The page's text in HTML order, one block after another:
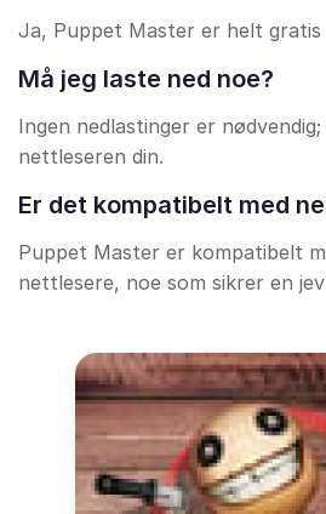
Ja, Puppet Master er helt gratis
Må jeg laste ned noe?
Ingen nedlastinger er
nettleseren din.
Er det kompatibelt med
Puppet Master er kompatibelt
nettlesere, noe som sikrer en